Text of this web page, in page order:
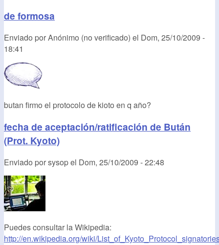
de formosa
Enviado porAnónimo (no verificado) el Dom, 25/10/2009 -
18:41
butan firmo el protocolo de kioto en q año?
fecha de aceptación/ratificación de Bután
(Prot. Kyoto)
Enviado porsysopel Dom, 25/10/2009 - 22:48
Puedes consultar la Wikipedia:
http://en.wikipedia.org/wiki/